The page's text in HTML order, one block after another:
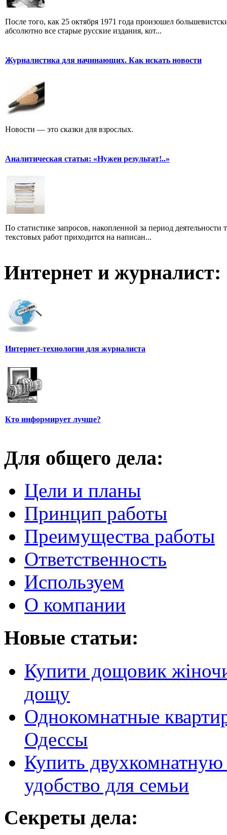
После того, как 25 октября 1971 года произошел
абсолютно все старые русские издания, кот...
Журналистика для начинающих. Как искать новости
Новости — это сказки для взрослых.
Аналитическая статья: «Нужен результат!..»
По статистике запросов, накопленной за период
текстовых работ приходится на написан...
Интернет и журналист:
Интернет-технологии для журналиста
Кто информирует лучше?
Для общего дела:
Цели и планы
Принцип работы
Преимущества работы
Ответственность
Используем
О компании
Новые статьи:
Купити дощовик
дощу
Однокомнатные
Одессы
Купить
удобство для семьи
Секреты дела: